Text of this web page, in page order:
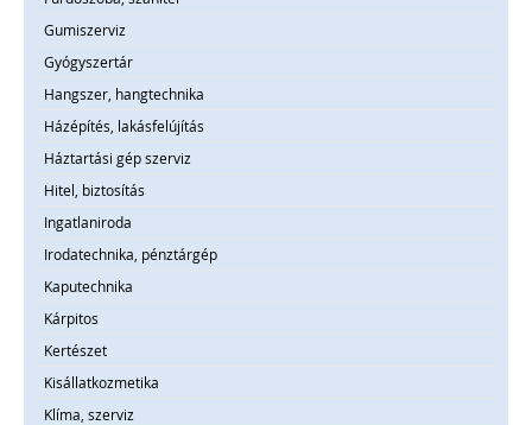
Gumiszerviz
Gyógyszertár
Hangszer, hangtechnika
Házépítés, lakásfelújítás
Háztartási gép szerviz
Hitel, biztosítás
Ingatlaniroda
Irodatechnika, pénztárgép
Kaputechnika
Kárpitos
Kertészet
Kisállatkozmetika
Klíma, szerviz